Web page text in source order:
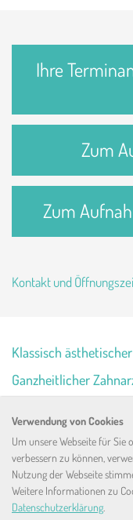
Ihre
Zum
Zum
Kontakt und
Klassisch
Ganzheitlicher
Die Zahnarztpraxis
Rechtliches
Verwendung von Cookies
Um unsere Webseite für
verbessern zu können,
Nutzung der Webseite
Weitere Informationen zu
Datenschutzerklärung